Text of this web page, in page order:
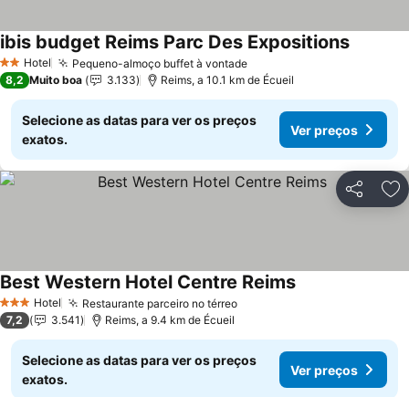
2 Estrelas
Hotel Pequeno-almoço buffet à vontadeVer preços
ibis budget Reims Parc Des ExpositionsVer
8,2 Muito boa 3.133 Reims, a 10.1 km de Écueil
Selecione as datas para ver os preços
exatos.
Ver preços
Partilhar
3 EstrelasHotel Restaurante parceiro no térreoVer preços
Best Western Hotel Centre ReimsVer preços
7,2 3.541 Reims, a 9.4 km de Écueil
Selecione as datas para ver os preços
exatos.
Ver preços